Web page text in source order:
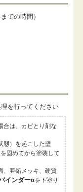
での時間）
を行ってください
合は、カビとり剤な
態）を起こした壁
固めてから塗装して
、亜鉛メッキ、硬質
インダーαを下塗り